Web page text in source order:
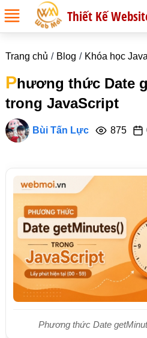
Thiết Kế
Trang chủ Blog Khóa học
Phương thức Date
trong JavaScript
Bùi Tấn Lực 875
Phương thức Date